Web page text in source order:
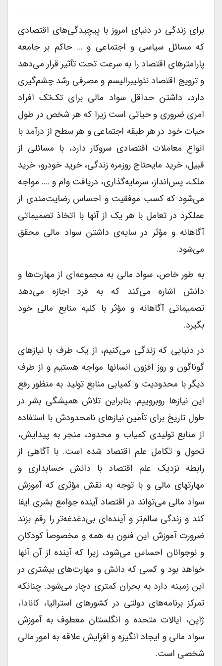
برای زندگی در دنیای امروز با پیچیدگی‌های اقتصادی
که مسائل سیاسی و اجتماعی و … حاکم بر جامعه
پارامترهای اقتصاد را به سرعت تحت تآثیر قرار می‌دهد
و ترویج اقتصاد نئولیبرالیسم و مصرفی رشد چشم‌گیری
دارد، داشتن حداقل سواد مالی برای تک‌تک افراد
امری ضروری و حیاتی است زیرا که هر شخص در طول
حیات خود در هر طبقه اجتماعی و هر سطح از درآمد با
انواع معاملات اقتصادی سروکار دارد، با مسائلی از
قبیل، خرید مایحتاج روزمره زندگی، خرید خودرو، خرید
ملک، پس‌انداز، سرمایه‌گذاری، دریافت وام و …. مواجه
می‌شود که کسب موفقیت و احساس رضایت‌مندی از
عملکرد در تعامل با هر یک از آنها با اتخاذ تصمیماتی
آگاهانه و مؤثر در سایه‌ی داشتن سواد مالی محقق
می‌شود.
به طور خاص، سواد مالی به مجموعه‌ای از مهارت‌ها و
دانش اشاره می‌کند که به فرد اجازه می‌دهد
تصمیماتی آگاهانه و مؤثر با کلیه منابع مالی خود
بگیرد.
در دنیایی که زندگی می‌کنیم، از یک طرف با نیازهای
گوناگون و روز افزون انسانها مواجه هستیم و از طرف
دیگر با محدودیت و کمیابی منابع تولید به منظور رفع
این نیازها روبروییم. بنابراین تلاش همیشگی بشر در
طول تاریخ برای تآمین نیازهای نامحدودش با استفاده
از منابع تولیدی کمیاب و محدود، منجر به پیدایش،
تحول و تکامل علم اقتصاد شده است. با آگاهی از
رابطه نزدیک علم اقتصاد با دانش حسابداری و
مهارتهای مالی و با توجه به نقش مؤثری که آموزش
سواد مالی می‌تواند در اقتصاد آینده جوامع بشری ایفا
کند و زندگی سالم‌تر و آینده‌ای بی‌دغدغه‌تر‌ را رقم بزند
ضرورت آموزش این فنون به همه و مخصوصاً کودکان
و نوجوانان احساس می‌شود، زیرا که آینده از آن آنها
خواهد بود و کسی که دانش و مهارت‌های بیشتری در
این زمینه دارد به بحران کمتری دچار می‌شود. چنانکه
تمرکز برنامه‌های دولتی در کشورهای استرالیا، کانادا،
ژاپن، ایالات متحده و انگلستان معطوف به آموزش
سواد مالی و ایجاد انگیزه و افزایش علاقه به امور مالی
شخصی است.